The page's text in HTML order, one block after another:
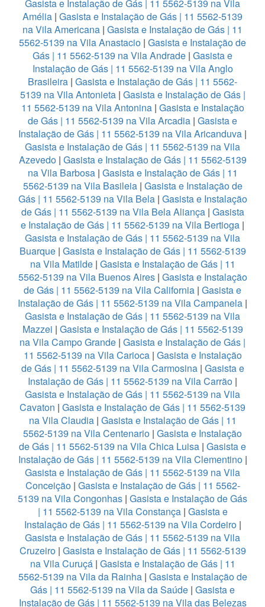
Gasista e Instalação de Gás | 11 5562-5139 na Vila
Amélia | Gasista e Instalação de Gás | 11 5562-5139
na Vila Americana | Gasista e Instalação de Gás | 11
5562-5139 na Vila Anastacio | Gasista e Instalação de
Gás | 11 5562-5139 na Vila Andrade | Gasista e
Instalação de Gás | 11 5562-5139 na Vila Anglo
Brasileira | Gasista e Instalação de Gás | 11 5562-
5139 na Vila Antonieta| Gasista e Instalação de Gás |
11 5562-5139 na Vila Antonina| Gasista e Instalação
de Gás | 11 5562-5139 na Vila Arcadia | Gasista e
Instalação de Gás | 11 5562-5139 na Vila Aricanduva |
Gasista e Instalação de Gás | 11 5562-5139 na Vila
Azevedo| Gasista e Instalação de Gás | 11 5562-5139
na Vila Barbosa| Gasista e Instalação de Gás | 11
5562-5139 na Vila Basileia| Gasista e Instalação de
Gás | 11 5562-5139 na Vila Bela| Gasista e Instalação
de Gás | 11 5562-5139 na Vila Bela Aliança| Gasista
e Instalação de Gás | 11 5562-5139 na Vila Bertioga |
Gasista e Instalação de Gás | 11 5562-5139 na Vila
Buarque| Gasista e Instalação de Gás | 11 5562-5139
na Vila Matilde| Gasista e Instalação de Gás | 11
5562-5139 na Vila Buenos Aires| Gasista e Instalação
de Gás | 11 5562-5139 na Vila California | Gasista e
Instalação de Gás | 11 5562-5139 na Vila Campanela |
Gasista e Instalação de Gás | 11 5562-5139 na Vila
Mazzei | Gasista e Instalação de Gás | 11 5562-5139
na Vila Campo Grande | Gasista e Instalação de Gás |
11 5562-5139 na Vila Carioca| Gasista e Instalação
de Gás | 11 5562-5139 na Vila Carmosina| Gasista e
Instalação de Gás | 11 5562-5139 na Vila Carrão |
Gasista e Instalação de Gás | 11 5562-5139 na Vila
Cavaton | Gasista e Instalação de Gás | 11 5562-5139
na Vila Claudia| Gasista e Instalação de Gás | 11
5562-5139 na Vila Centenario | Gasista e Instalação
de Gás | 11 5562-5139 na Vila Chica Luisa | Gasista e
Instalação de Gás | 11 5562-5139 na Vila Clementino|
Gasista e Instalação de Gás | 11 5562-5139 na Vila
Conceição| Gasista e Instalação de Gás | 11 5562-
5139 na Vila Congonhas | Gasista e Instalação de Gás
| 11 5562-5139 na Vila Constança| Gasista e
Instalação de Gás | 11 5562-5139 na Vila Cordeiro|
Gasista e Instalação de Gás | 11 5562-5139 na Vila
Cruzeiro | Gasista e Instalação de Gás | 11 5562-5139
na Vila Curuçá | Gasista e Instalação de Gás | 11
5562-5139 na Vila da Rainha | Gasista e Instalação de
Gás | 11 5562-5139 na Vila da Saúde | Gasista e
Instalação de Gás | 11 5562-5139 na Vila das Belezas